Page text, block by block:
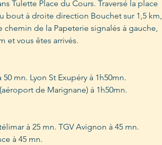
Tulette Place du Cours. Traversé la place
bout à droite direction Bouchet sur 1,5 km,
chemin de la Papeterie signalés à gauche,
et vous êtes arrivés.
mn. Lyon St Exupéry à 1h50mn.
de Marignane) à 1h50mn.
à 25 mn. TGV Avignon à 45 mn.
à 45 mn.